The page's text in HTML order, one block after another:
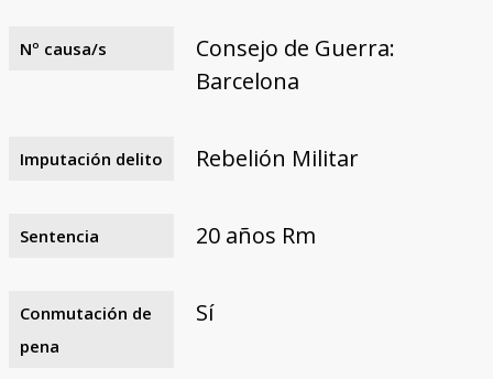
Nº causa/s
Consejo de Guerra:
Barcelona
Imputación delito Rebelión Militar
Sentencia 20 años Rm
Conmutación de
pena
Sí